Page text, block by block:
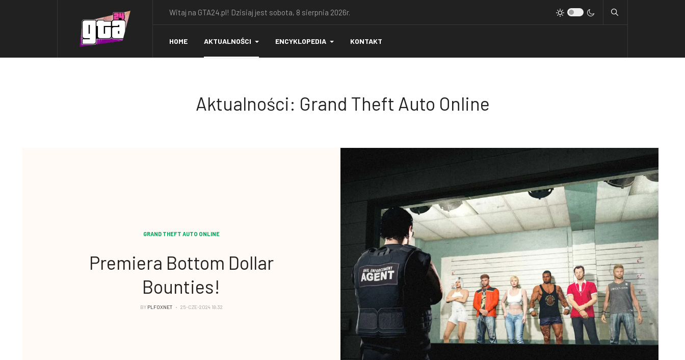
Witaj na GTA24.pl! Dzisiaj jest sobota, 8 sierpnia 2026r.
HOME AKTUALNOŚCI ENCYKLOPEDIA KONTAKT
Aktualności: Grand Theft Auto Online
GRAND THEFT AUTO ONLINE
Premiera Bottom Dollar
Bounties!
BY PLFOXNET 25-CZE-2024 18:32